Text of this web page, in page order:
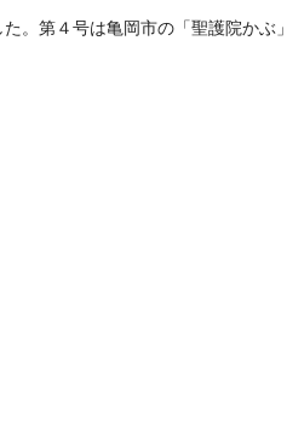
。第４号は亀岡市の「聖護院かぶ